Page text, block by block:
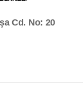
Cd. No: 20